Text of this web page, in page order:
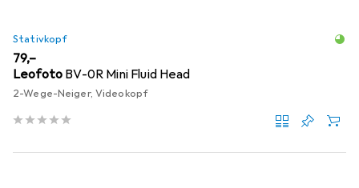
Stativkopf
EUR
79,–
Leofoto BV-0R Mini Fluid Head
2-Wege-Neiger, Videokopf